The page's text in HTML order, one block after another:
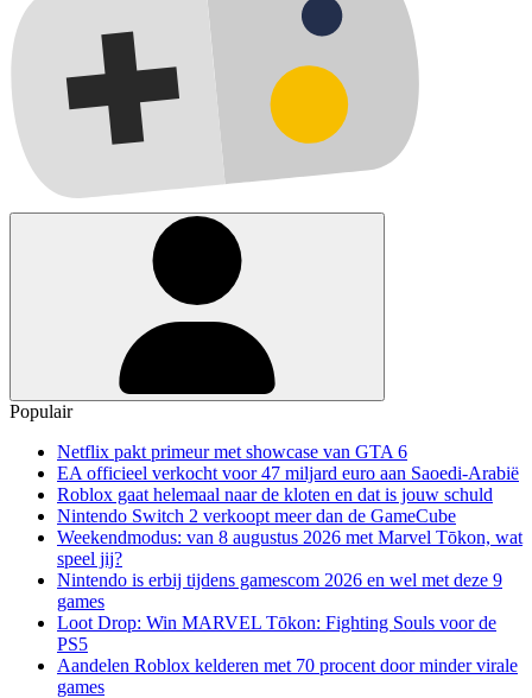
Populair
Netflix pakt primeur met showcase van GTA 6
EA officieel verkocht voor 47 miljard euro aan Saoedi-Arabië
Roblox gaat helemaal naar de kloten en dat is jouw schuld
Nintendo Switch 2 verkoopt meer dan de GameCube
Weekendmodus: van 8 augustus 2026 met Marvel Tōkon, wat
speel jij?
Nintendo is erbij tijdens gamescom 2026 en wel met deze 9
games
Loot Drop: Win MARVEL Tōkon: Fighting Souls voor de
PS5
Aandelen Roblox kelderen met 70 procent door minder virale
games